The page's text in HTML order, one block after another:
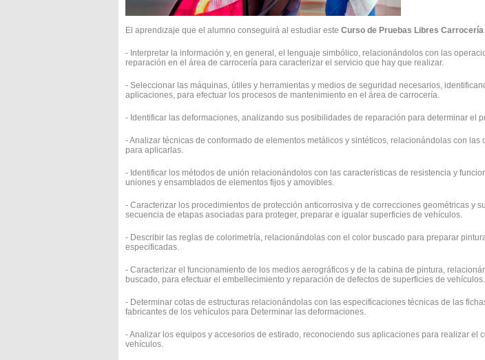
El aprendizaje que el alumno conseguirá al estudiar este Curso de Pruebas Libres Carrocería
- Interpretar la información y, en general, el lenguaje simbólico, relacionándolos con las
reparación en el área de carrocería para caracterizar el servicio que hay que realizar.
- Seleccionar las máquinas, útiles y herramientas y medios de seguridad necesarios,
aplicaciones, para efectuar los procesos de mantenimiento en el área de carrocería.
- Identificar las deformaciones, analizando sus posibilidades de reparación para determinar el
- Analizar técnicas de conformado de elementos metálicos y sintéticos, relacionándolas con las
para aplicarlas.
- Identificar los métodos de unión relacionándolos con las características de resistencia y
uniones y ensamblados de elementos fijos y amovibles.
- Caracterizar los procedimientos de protección anticorrosiva y de correcciones geométricas y
secuencia de etapas asociadas para proteger, preparar e igualar superficies de vehículos.
- Describir las reglas de colorimetría, relacionándolas con el color buscado para preparar
especificadas.
- Caracterizar el funcionamiento de los medios aerográficos y de la cabina de pintura,
buscado, para efectuar el embellecimiento y reparación de defectos de superficies de vehículos.
- Determinar cotas de estructuras relacionándolas con las especificaciones técnicas de las
fabricantes de los vehículos para Determinar las deformaciones.
- Analizar los equipos y accesorios de estirado, reconociendo sus aplicaciones para realizar el
vehículos.